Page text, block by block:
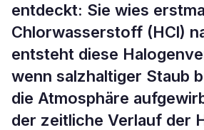
entdeckt: Sie wies
Chlorwasserstoff (HCl)
entsteht diese
wenn salzhaltiger Staub
die Atmosphäre
der zeitliche Verlauf der